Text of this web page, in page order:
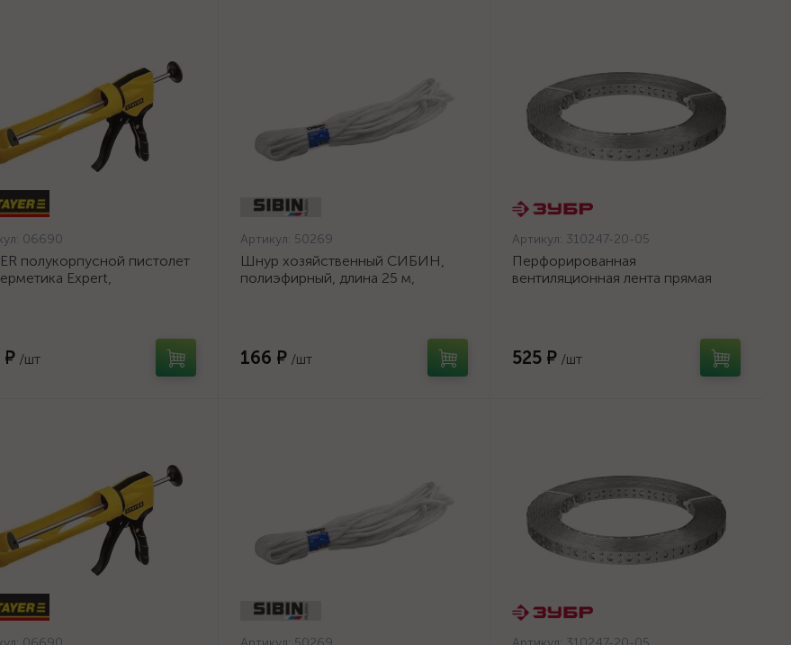
06690
полукорпусной пистолет
Expert,
₽ /шт
Артикул: 50269
Шнур хозяйственный СИБИН,
полиэфирный, длина 25 м,
166 ₽ /шт
Артикул: 310247-20-05
Перфорированная
вентиляционная лента прямая
525 ₽ /шт